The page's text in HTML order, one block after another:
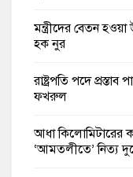
মন্ত্রীদের বেতন
হক নুর
রাষ্ট্রপতি পদে
ফখরুল
আধা কিলোমিটারের
‘আমতলীতে’ নিত্য